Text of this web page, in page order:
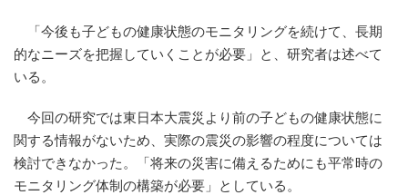
「今後も子どもの健康状態のモニタリングを続けて、長期
的なニーズを把握していくことが必要」と、研究者は述べて
いる。
今回の研究では東日本大震災より前の子どもの健康状態に
関する情報がないため、実際の震災の影響の程度については
検討できなかった。「将来の災害に備えるためにも平常時の
モニタリング体制の構築が必要」としている。